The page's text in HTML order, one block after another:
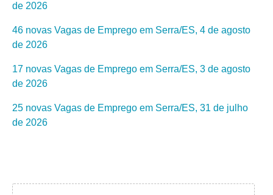
de 2026
46 novas Vagas de Emprego em Serra/ES, 4 de agosto
de 2026
17 novas Vagas de Emprego em Serra/ES, 3 de agosto
de 2026
25 novas Vagas de Emprego em Serra/ES, 31 de julho
de 2026